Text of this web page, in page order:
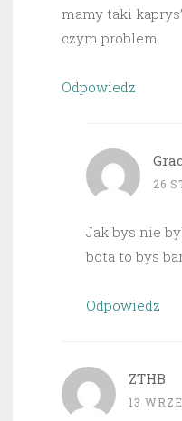
mamy taki
czym problem.
Odpowiedz
26
Jak bys nie
bota to bys
Odpowiedz
ZTHB
13